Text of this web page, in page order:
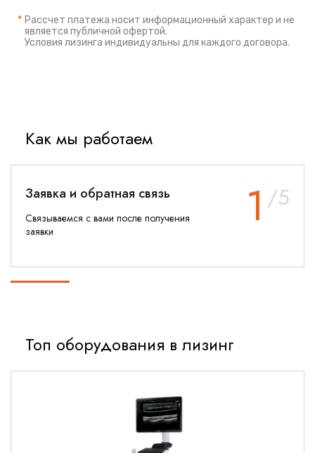
* Рассчет платежа носит информационный характер и не
является публичной офертой.
Условия лизинга индивидуальны для каждого договора.
Как мы работаем
1 /5
Заявка и обратная связь
Связываемся с вами после получения
заявки
Топ оборудования в лизинг